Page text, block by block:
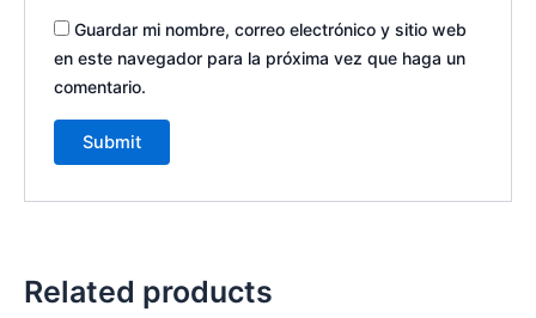
Guardar mi nombre, correo electrónico y sitio web
en este navegador para la próxima vez que haga un
comentario.
Related products